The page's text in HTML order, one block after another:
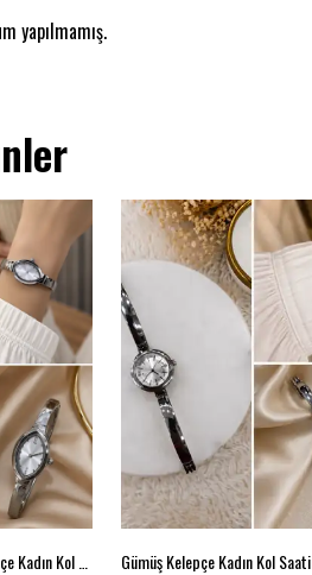
yapılmamış.
Gümüş Kelepçe Kadın Kol Saati